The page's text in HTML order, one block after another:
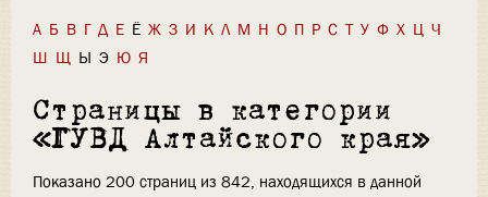
А Б В Г Д Е Ё Ж З И К Л М Н О П Р С Т У Ф Х Ц Ч
Ш Щ Ы Э Ю Я
Страницы в категории
«ГУВД Алтайского края»
Показано 200 страниц из 842, находящихся в данной